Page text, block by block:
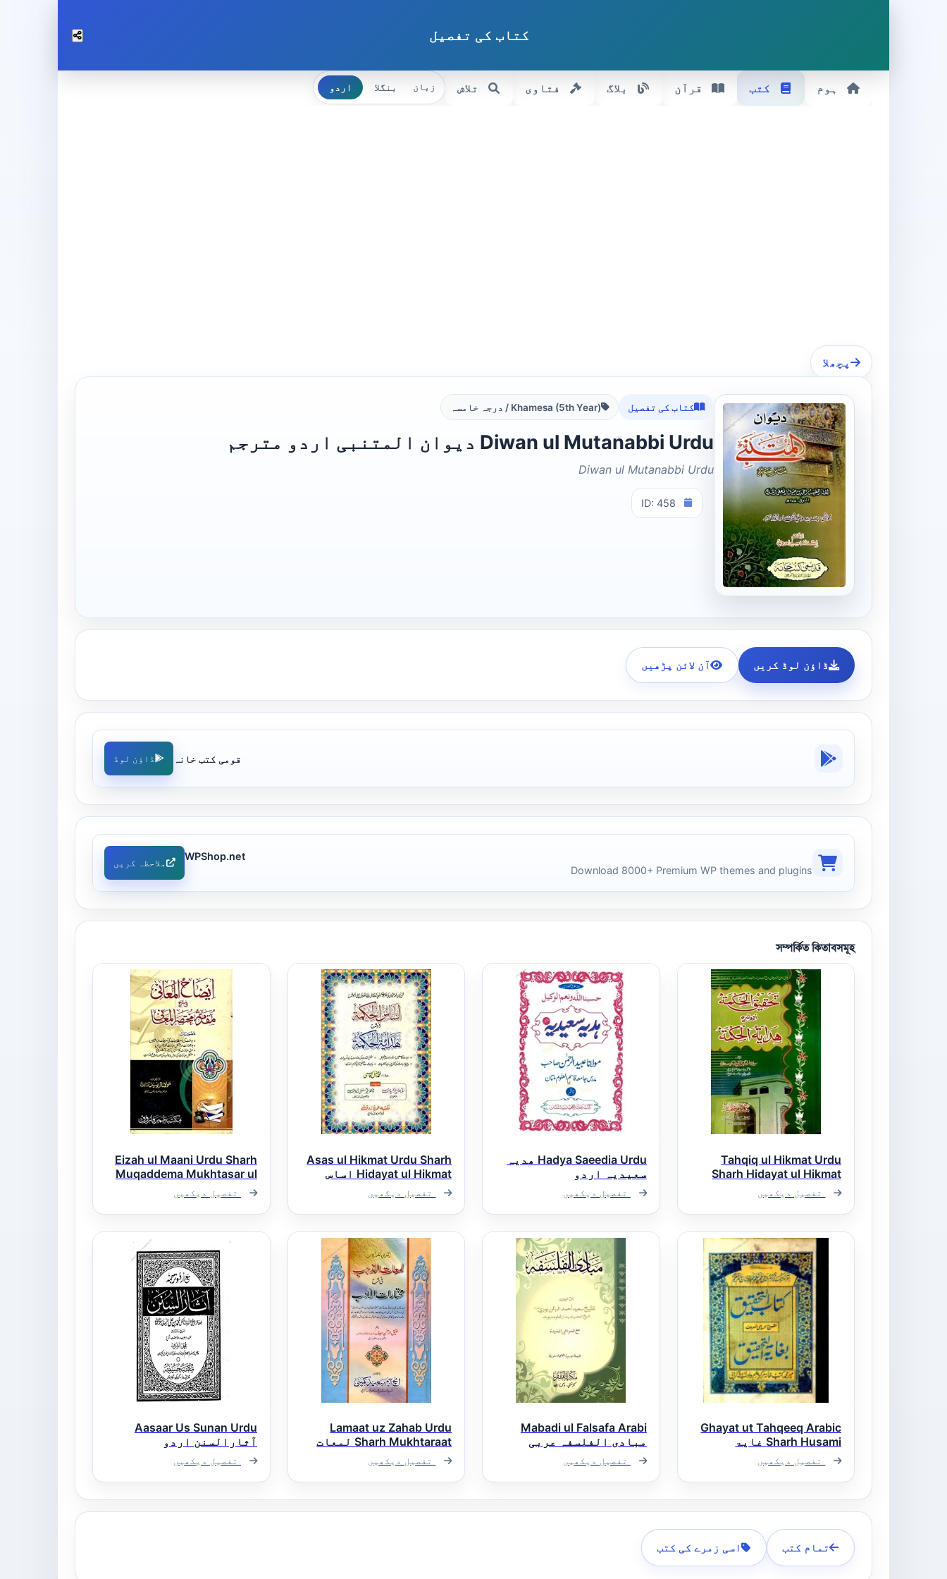
کتاب کی تفصیل
ہوم کتب قرآن بلاگ فتاوی تلاش زبان بنگلا اردو
پچھلا
کتاب کی تفصیل Khamesa (5th Year) / درجہ خامسہ
Diwan ul Mutanabbi Urdu دیوان المتنبی اردو مترجم
Diwan ul Mutanabbi Urdu
ID: 458
ڈاؤن لوڈ کریں آن لائن پڑھیں
قومی کتب خانہ ڈاؤن لوڈ
WPShop.net
Download 8000+ Premium WP themes and plugins
ملاحظہ کریں
সম্পর্কিত কিতাবসমূহ
Tahqiq ul Hikmat Urdu
Sharh Hidayat ul Hikmat
تحقیق الحکمۃ اردو شرح
ھدایۃ الحکمۃ
تفصیل دیکھیں
Hadya Saeedia Urdu ھدیہ
سعیدیہ اردو
تفصیل دیکھیں
Asas ul Hikmat Urdu Sharh
Hidayat ul Hikmat اساس
الحکمۃ اردو شرح ھدایۃ
الحکمۃ
تفصیل دیکھیں
Eizah ul Maani Urdu Sharh
Muqaddema Mukhtasar ul
Maani ایضاح المعانی
اردو شرح مقدمہ مختصر
المعانی
تفصیل دیکھیں
Ghayat ut Tahqeeq Arabic
Sharh Husami غایۃ
التحقیق عربی شرح
الحسامی
تفصیل دیکھیں
Mabadi ul Falsafa Arabi
مبادی الفلسفہ عربی
تفصیل دیکھیں
Lamaat uz Zahab Urdu
Sharh Mukhtaraat لمعات
الذھب اردو شرح مختارات
تفصیل دیکھیں
Aasaar Us Sunan Urdu
آثارالسنن اردو
تفصیل دیکھیں
تمام کتب اسی زمرے کی کتب